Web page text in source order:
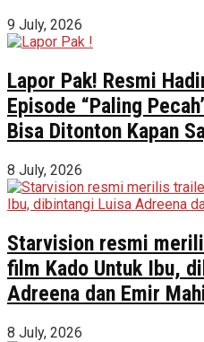
9 July, 2026
Lapor Pak! Resmi
Episode “Paling
Bisa Ditonton Kapan
8 July, 2026
Starvision resmi
film Kado Untuk Ibu,
Adreena dan Emir
8 July, 2026